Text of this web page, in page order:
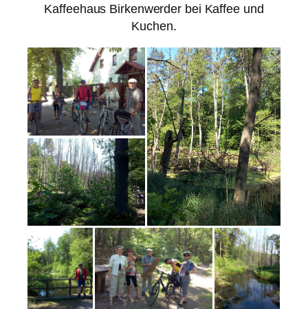
Kaffeehaus Birkenwerder bei Kaffee und
Kuchen.